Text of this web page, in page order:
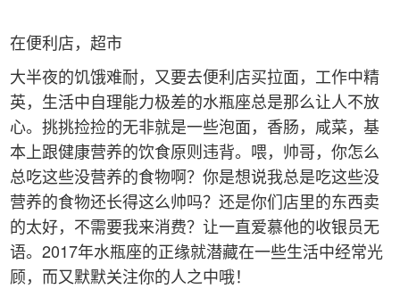
在便利店，超市
大半夜的饥饿难耐，又要去便利店买拉面，工作中精
英，生活中自理能力极差的水瓶座总是那么让人不放
心。挑挑捡捡的无非就是一些泡面，香肠，咸菜，基
本上跟健康营养的饮食原则违背。喂，帅哥，你怎么
总吃这些没营养的食物啊？你是想说我总是吃这些没
营养的食物还长得这么帅吗？还是你们店里的东西卖
的太好，不需要我来消费？让一直爱慕他的收银员无
语。2017年水瓶座的正缘就潜藏在一些生活中经常光
顾，而又默默关注你的人之中哦！